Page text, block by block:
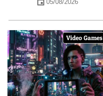
05/08/2026
Video Games